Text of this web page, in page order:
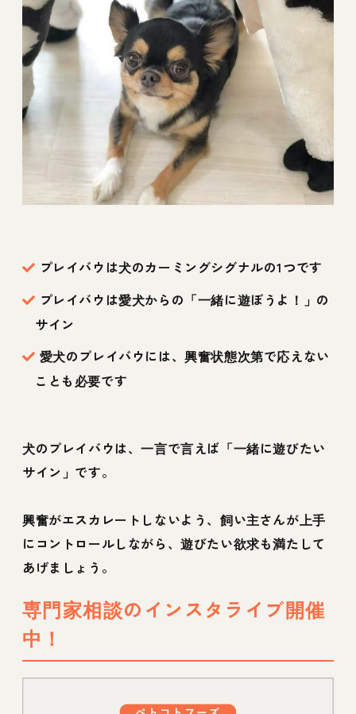
プレイバウは犬のカーミングシグナルの1つです
プレイバウは愛犬からの「一緒に遊ぼうよ！」の
サイン
愛犬のプレイバウには、興奮状態次第で応えない
ことも必要です
犬のプレイバウは、一言で言えば「一緒に遊びたい
サイン」です。
興奮がエスカレートしないよう、飼い主さんが上手
にコントロールしながら、遊びたい欲求も満たして
あげましょう。
専門家相談のインスタライブ開催
中！